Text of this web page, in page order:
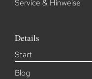
Service & Hinweise
Details
Start
Blog